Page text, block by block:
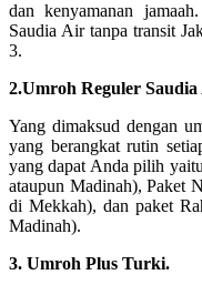
dan kenyamanan
Saudia Air tanpa transit
3.
2.Umroh Reguler
Yang dimaksud dengan
yang berangkat rutin
yang dapat Anda pilih
ataupun Madinah), Paket
di Mekkah), dan paket
Madinah).
3. Umroh Plus Turki.